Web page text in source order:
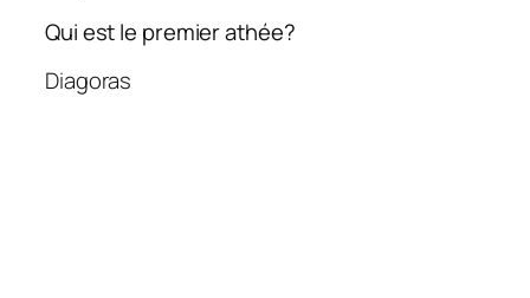
Qui est le premier athée?
Diagoras